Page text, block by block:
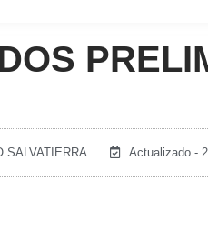
SALVATIERRA Actualizado -